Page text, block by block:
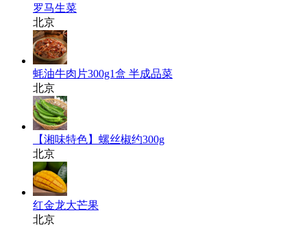
罗马生菜
北京
蚝油牛肉片300g1盒 半成品菜
北京
【湘味特色】螺丝椒约300g
北京
红金龙大芒果
北京